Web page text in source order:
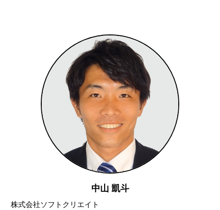
中山 凱斗
株式会社ソフトクリエイト